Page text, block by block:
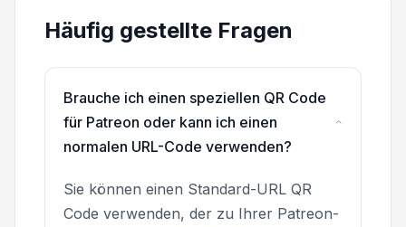
Häufig gestellte Fragen
Brauche ich einen speziellen QR Code
für Patreon oder kann ich einen
normalen URL-Code verwenden?
Sie können einen Standard-URL QR
Code verwenden, der zu Ihrer Patreon-